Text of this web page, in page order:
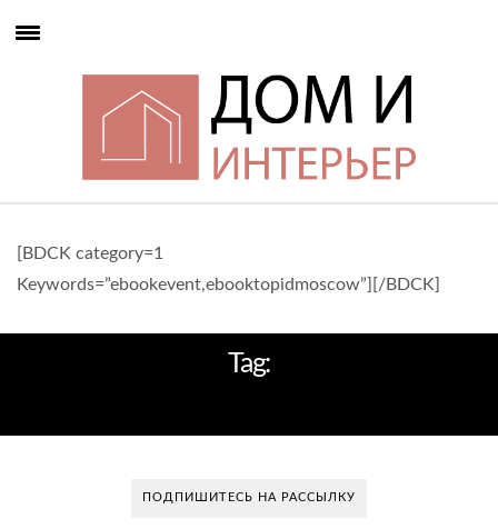
[BDCK category=1
Keywords=”ebookevent,ebooktopidmoscow”][/BDCK]
Tag:
ПОДПИШИТЕСЬ НА РАССЫЛКУ